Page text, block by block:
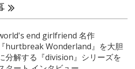
end girlfriend 名作
『hurtbreak Wonderland』を大胆
分解する『division』シリーズを